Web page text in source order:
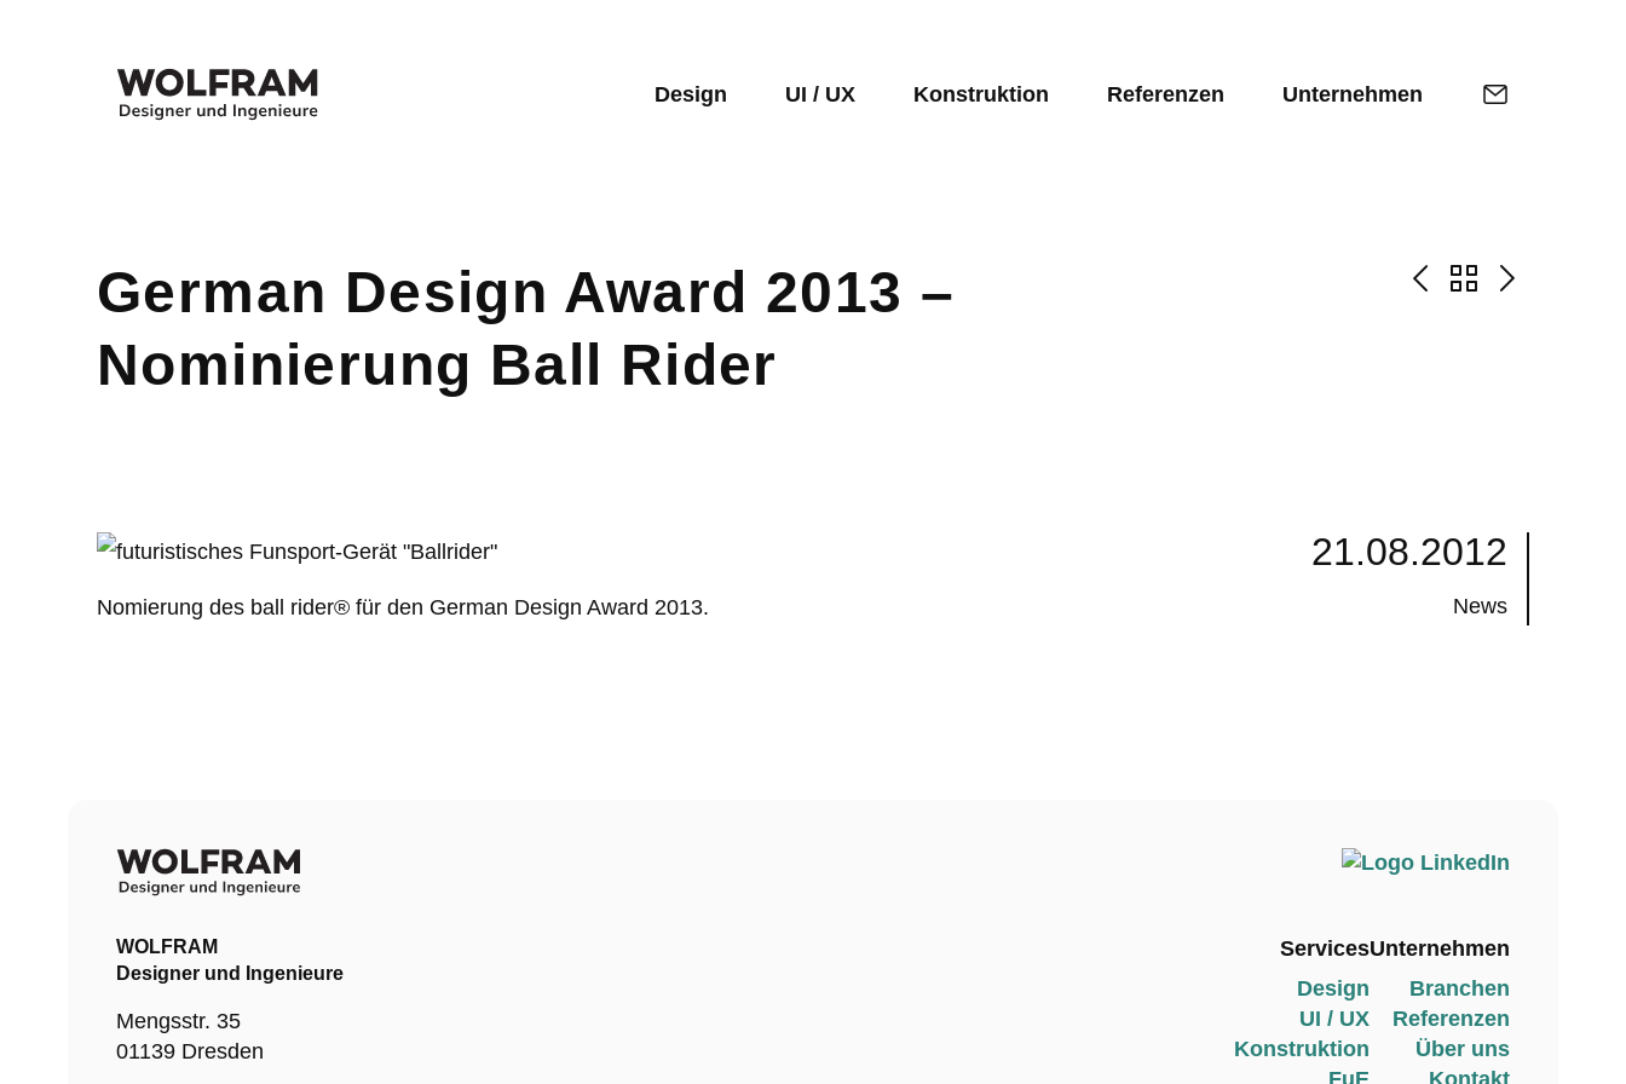
Design UI / UX Konstruktion Referenzen Unternehmen
German Design Award 2013 –
Nominierung Ball Rider
Nomierung des ball rider® für den German Design Award 2013.
21.08.2012
News
WOLFRAM
Designer und Ingenieure
Mengsstr. 35
01139 Dresden
Services
Design
UI / UX
Konstruktion
FuE
Unternehmen
Branchen
Referenzen
Über uns
Kontakt